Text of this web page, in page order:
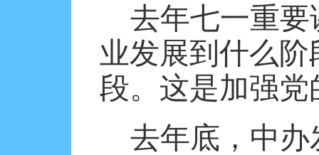
去年七一重
业发展到什么
段。这是加强
去年底，中